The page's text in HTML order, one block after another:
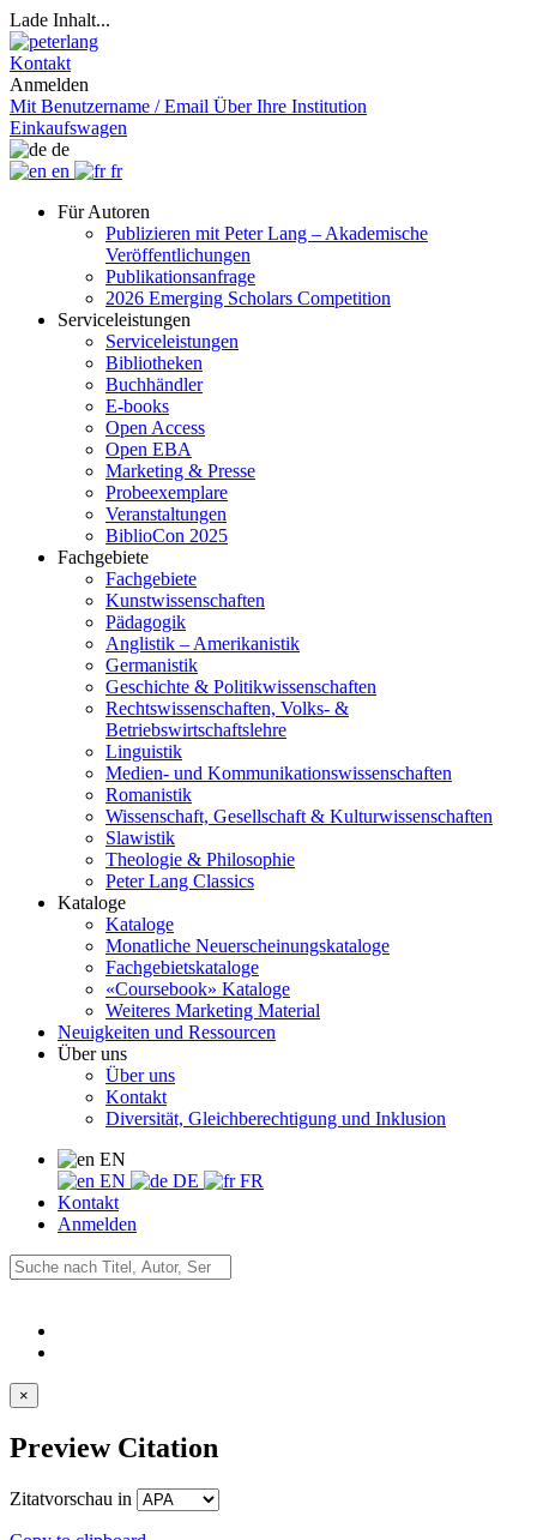
Lade Inhalt...
Kontakt
Anmelden
Mit Benutzername / Email Über Ihre Institution
Einkaufswagen
de
en
fr
Für Autoren
Publizieren mit Peter Lang – Akademische
Veröffentlichungen
Publikationsanfrage
2026 Emerging Scholars Competition
Serviceleistungen
Serviceleistungen
Bibliotheken
Buchhändler
E-books
Open Access
Open EBA
Marketing & Presse
Probeexemplare
Veranstaltungen
BiblioCon 2025
Fachgebiete
Fachgebiete
Kunstwissenschaften
Pädagogik
Anglistik – Amerikanistik
Germanistik
Geschichte & Politikwissenschaften
Rechtswissenschaften, Volks- &
Betriebswirtschaftslehre
Linguistik
Medien- und Kommunikationswissenschaften
Romanistik
Wissenschaft, Gesellschaft & Kulturwissenschaften
Slawistik
Theologie & Philosophie
Peter Lang Classics
Kataloge
Kataloge
Monatliche Neuerscheinungskataloge
Fachgebietskataloge
«Coursebook» Kataloge
Weiteres Marketing Material
Neuigkeiten und Ressourcen
Über uns
Über uns
Kontakt
Diversität, Gleichberechtigung und Inklusion
EN
EN
DE
FR
Kontakt
Anmelden
×
Preview Citation
Zitatvorschau in